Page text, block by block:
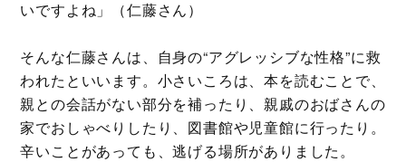
いですよね」（仁藤さん）
そんな仁藤さんは、自身の“アグレッシブな性格”に救
われたといいます。小さいころは、本を読むことで、
親との会話がない部分を補ったり、親戚のおばさんの
家でおしゃべりしたり、図書館や児童館に行ったり。
辛いことがあっても、逃げる場所がありました。